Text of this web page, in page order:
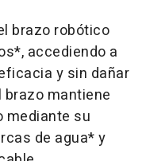
brazo robótico
accediendo a
y sin dañar
brazo mantiene
mediante su
de agua* y